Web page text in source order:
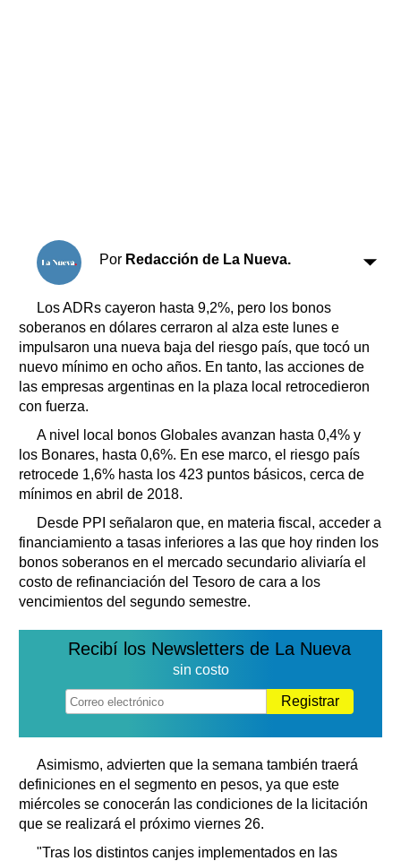
Por Redacción de La Nueva.
Los ADRs cayeron hasta 9,2%, pero los bonos
soberanos en dólares cerraron al alza este lunes e
impulsaron una nueva baja del riesgo país, que tocó un
nuevo mínimo en ocho años. En tanto, las acciones de
las empresas argentinas en la plaza local retrocedieron
con fuerza.
A nivel local bonos Globales avanzan hasta 0,4% y
los Bonares, hasta 0,6%. En ese marco, el riesgo país
retrocede 1,6% hasta los 423 puntos básicos, cerca de
mínimos en abril de 2018.
Desde PPI señalaron que, en materia fiscal, acceder a
financiamiento a tasas inferiores a las que hoy rinden los
bonos soberanos en el mercado secundario aliviaría el
costo de refinanciación del Tesoro de cara a los
vencimientos del segundo semestre.
Recibí los Newsletters de La Nueva
sin costo
Registrar
Asimismo, advierten que la semana también traerá
definiciones en el segmento en pesos, ya que este
miércoles se conocerán las condiciones de la licitación
que se realizará el próximo viernes 26.
"Tras los distintos canjes implementados en las